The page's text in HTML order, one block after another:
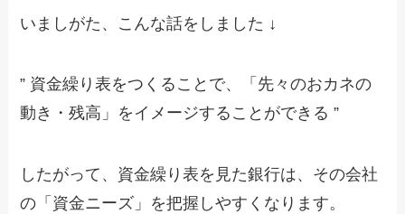
いましがた、こんな話をしました ↓
” 資金繰り表をつくることで、「先々のおカネの
動き・残高」をイメージすることができる ”
したがって、資金繰り表を見た銀行は、その会社
の「資金ニーズ」を把握しやすくなります。